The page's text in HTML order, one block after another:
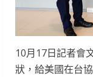
10月17日記者會
狀，給美國在台